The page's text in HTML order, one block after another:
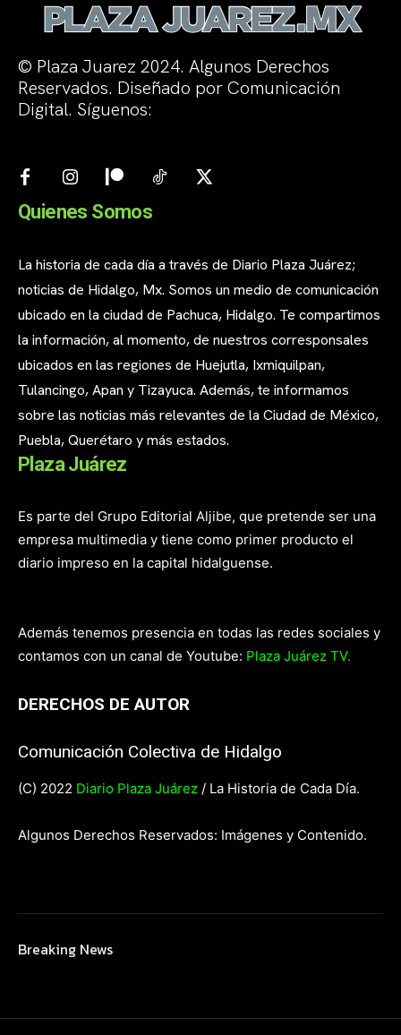
© Plaza Juarez 2024. Algunos Derechos
Reservados. Diseñado por Comunicación
Digital. Síguenos:
Quienes Somos
La historia de cada día a través de Diario Plaza Juárez;
noticias de Hidalgo, Mx. Somos un medio de comunicación
ubicado en la ciudad de Pachuca, Hidalgo. Te compartimos
la información, al momento, de nuestros corresponsales
ubicados en las regiones de Huejutla, Ixmiquilpan,
Tulancingo, Apan y Tizayuca. Además, te informamos
sobre las noticias más relevantes de la Ciudad de México,
Puebla, Querétaro y más estados.
Plaza Juárez
Es parte del Grupo Editorial Aljibe, que pretende ser una
empresa multimedia y tiene como primer producto el
diario impreso en la capital hidalguense.
Además tenemos presencia en todas las redes sociales y
contamos con un canal de Youtube: Plaza Juárez TV.
DERECHOS DE AUTOR
Comunicación Colectiva de Hidalgo
(C) 2022 Diario Plaza Juárez / La Historia de Cada Día.
Algunos Derechos Reservados: Imágenes y Contenido.
Breaking News